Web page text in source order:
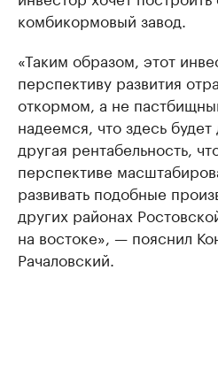
комбикормовый завод.
«Таким образом, этот
перспективу развития
откормом, а не
надеемся, что здесь будет
другая рентабельность,
перспективе
развивать подобные
других районах
на востоке», — пояснил
Рачаловский.